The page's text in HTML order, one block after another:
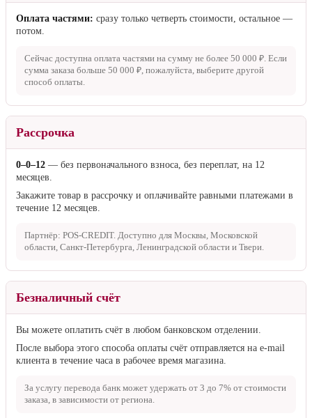
Оплата частями: сразу только четверть стоимости, остальное —
потом.
Сейчас доступна оплата частями на сумму не более 50 000 ₽ . Если
сумма заказа больше 50 000 ₽ , пожалуйста, выберите другой
способ оплаты.
Рассрочка
0–0–12 — без первоначального взноса, без переплат, на 12
месяцев.
Закажите товар в рассрочку и оплачивайте равными платежами в
течение 12 месяцев.
Партнёр: POS-CREDIT. Доступно для Москвы, Московской
области, Санкт-Петербурга, Ленинградской области и Твери.
Безналичный счёт
Вы можете оплатить счёт в любом банковском отделении.
После выбора этого способа оплаты счёт отправляется на e-mail
клиента в течение часа в рабочее время магазина.
За услугу перевода банк может удержать от 3 до 7% от стоимости
заказа, в зависимости от региона.